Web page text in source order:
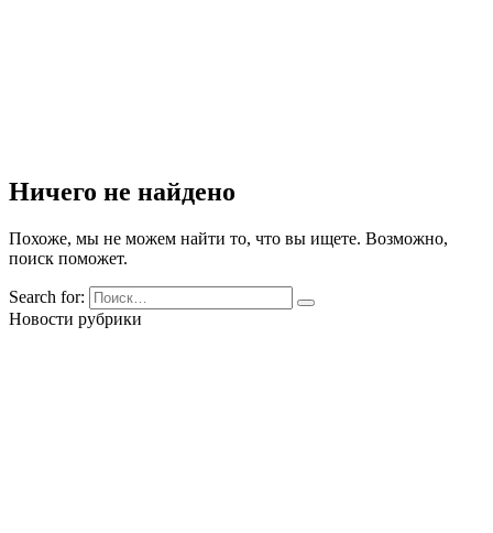
Ничего не найдено
Похоже, мы не можем найти то, что вы ищете. Возможно,
поиск поможет.
Search for:
Новости рубрики